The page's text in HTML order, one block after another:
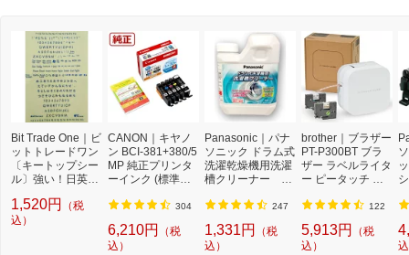
Bit Trade One｜ビ
ットトレードワン
〔キートップシー
ル〕強い！日英対
プシールセット ブ
ルー DYKTSBL
1,520円
（税
込）
CANON｜キヤノ
ン BCI-381+380/5
MP 純正プリンタ
ーインク (標準容
3813805MP] 304
6,210円
（税
込）
Panasonic｜パナ
ソニック ドラム式
洗濯乾燥機用洗濯
槽クリーナー N-
機 洗浄 洗剤 750m
247
1,331円
（税
込）
brother｜ブラザー
PT-P300BT ブラ
ザー ラベルライタ
ー ピータッチ キ
T (3.5mm~12mm
OUCH CUBE（ピ
ータッチキュー
122
5,913円
（税
込）